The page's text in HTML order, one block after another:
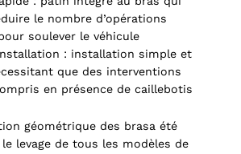
le nombre d’opérations
soulever le véhicule
: installation simple et
que des interventions
en présence de caillebotis
géométrique des brasa été
levage de tous les modèles de